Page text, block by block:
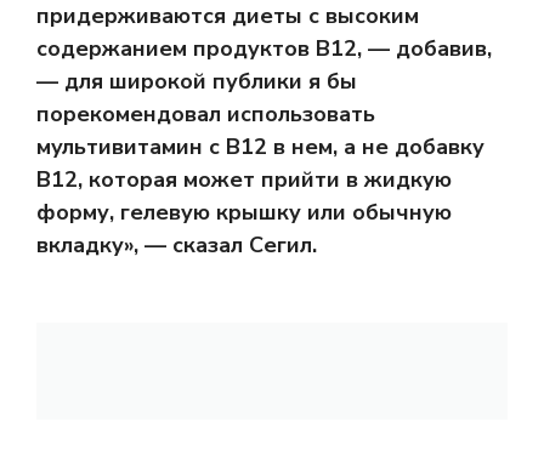
придерживаются диеты с высоким
содержанием продуктов B12, — добавив,
— для широкой публики я бы
порекомендовал использовать
мультивитамин с B12 в нем, а не добавку
B12, которая может прийти в жидкую
форму, гелевую крышку или обычную
вкладку», — сказал Сегил.